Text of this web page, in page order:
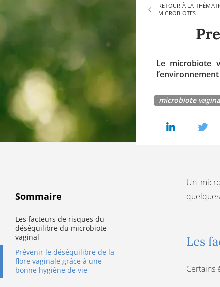
RETOUR À LA
MICROBIOTES
Le microbiote
microbiote
Un
Les
Certains
Sommaire
Les facteurs de risques du
déséquilibre du microbiote
vaginal
Prévenir le déséquilibre de la
flore vaginale grâce à une
bonne hygiène de vie